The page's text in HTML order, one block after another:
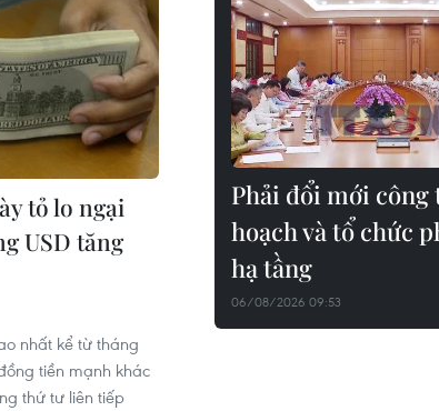
tỏ lo ngại
USD tăng
nhất kể từ tháng
tiền mạnh khác
thứ tư liên tiếp
Phải đổi mới công
hoạch và tổ chức
hạ tầng
06/08/2026 09:53